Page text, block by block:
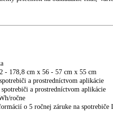
ICSe 5103
LIEBHERR IKG 5Z1ea3
dovybavenia so
CleaningMode,